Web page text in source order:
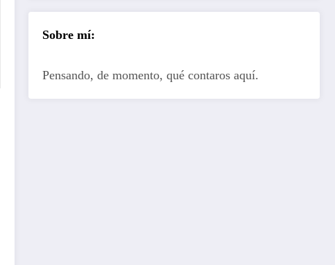
Sobre mí:
Pensando, de momento, qué contaros aquí.